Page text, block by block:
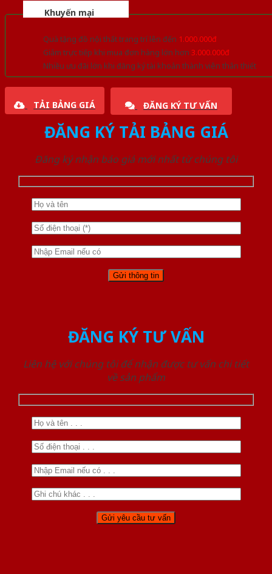
Khuyến mại
Quà tặng đồ nội thất trang trí lên đến 1.000.000đ
Giảm trực tiếp khi mua đơn hàng lớn hơn 3.000.000đ
Nhiều ưu đãi lớn khi đăng ký tài khoản thành viên thân thiết
TẢI BẢNG GIÁ ĐĂNG KÝ TƯ VẤN
ĐĂNG KÝ TẢI BẢNG GIÁ
Đăng ký nhận báo giá mới nhất từ chúng tôi
ĐĂNG KÝ TƯ VẤN
Liên hệ với chúng tôi để nhận được tư vấn chi tiết
về sản phẩm